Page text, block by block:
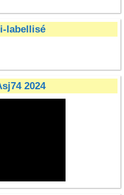
VITAM
thonon
labellisé
2024